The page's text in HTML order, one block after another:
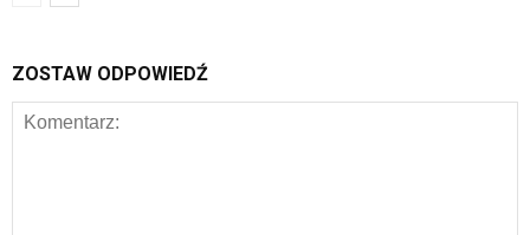
ZOSTAW ODPOWIEDŹ